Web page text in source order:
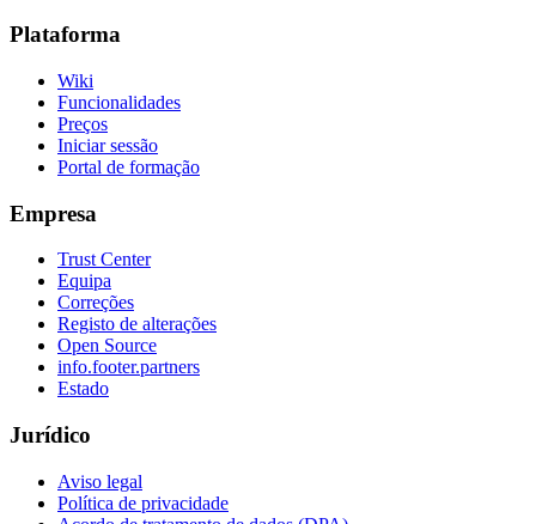
Plataforma
Wiki
Funcionalidades
Preços
Iniciar sessão
Portal de formação
Empresa
Trust Center
Equipa
Correções
Registo de alterações
Open Source
info.footer.partners
Estado
Jurídico
Aviso legal
Política de privacidade